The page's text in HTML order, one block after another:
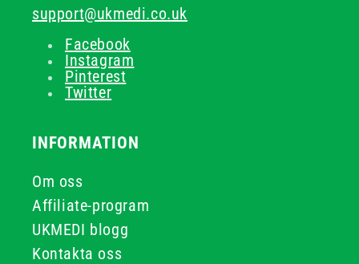
support@ukmedi.co.uk
Facebook
Instagram
Pinterest
Twitter
INFORMATION
Om oss
Affiliate-program
UKMEDI blogg
Kontakta oss